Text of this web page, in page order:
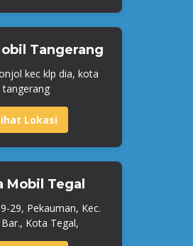
Tangerang
kec klp dia, kota
tangerang
Lokasi
Mobil Tegal
29, Pekauman, Kec.
Kota Tegal,